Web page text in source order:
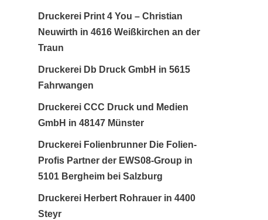
Druckerei Print 4 You – Christian
Neuwirth in 4616 Weißkirchen an der
Traun
Druckerei Db Druck GmbH in 5615
Fahrwangen
Druckerei CCC Druck und Medien
GmbH in 48147 Münster
Druckerei Folienbrunner Die Folien-
Profis Partner der EWS08-Group in
5101 Bergheim bei Salzburg
Druckerei Herbert Rohrauer in 4400
Steyr